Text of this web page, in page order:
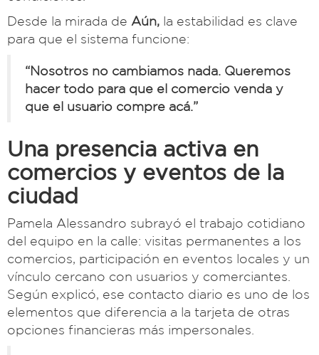
Desde la mirada de Aún, la estabilidad es clave
para que el sistema funcione:
“Nosotros no cambiamos nada. Queremos
hacer todo para que el comercio venda y
que el usuario compre acá.”
Una presencia activa en
comercios y eventos de la
ciudad
Pamela Alessandro subrayó el trabajo cotidiano
del equipo en la calle: visitas permanentes a los
comercios, participación en eventos locales y un
vínculo cercano con usuarios y comerciantes.
Según explicó, ese contacto diario es uno de los
elementos que diferencia a la tarjeta de otras
opciones financieras más impersonales.